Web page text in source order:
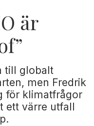
är
till globalt
men Fredrik
för klimatfrågor
ett värre utfall